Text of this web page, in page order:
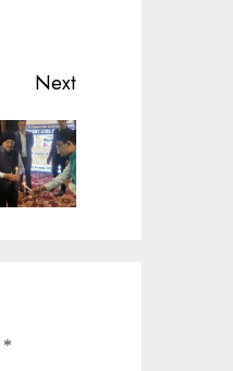
Next
*